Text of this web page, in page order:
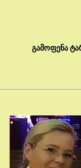
გამოფენა